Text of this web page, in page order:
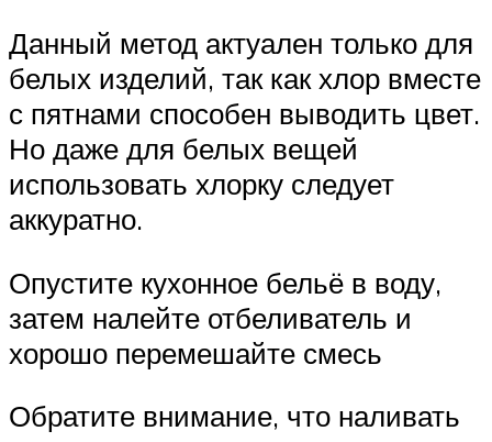
Данный метод актуален только для
белых изделий, так как хлор вместе
с пятнами способен выводить цвет.
Но даже для белых вещей
использовать хлорку следует
аккуратно.
Опустите кухонное бельё в воду,
затем налейте отбеливатель и
хорошо перемешайте смесь
Обратите внимание, что наливать